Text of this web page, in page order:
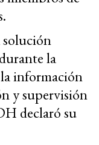
solución
la
información
y supervisión
declaró su